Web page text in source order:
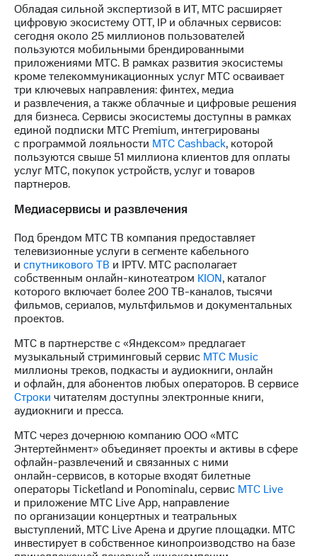
Описание
Еврооблигации-2023
Уведомление
о
погашении
именных
облигаций
Другое
Регистратор
Реквизиты
Контакты
развитие
этика
На главную
Обладая сильной экспертизой в ИТ, МТС расширяет
цифровую экосистему OTT, IP и облачных сервисов:
сегодня около 25 миллионов пользователей
пользуются мобильными брендированными
приложениями МТС. В рамках развития экосистемы
кроме телекоммуникационных услуг МТС осваивает
три ключевых направления: финтех, медиа
и развлечения, а также облачные и цифровые решения
для бизнеса. Сервисы экосистемы доступны в рамках
единой подписки МТС Premium, интегрированы
с программой лояльности МТС Cashback, которой
пользуются свыше 51 миллиона клиентов для оплаты
услуг МТС, покупок устройств, услуг и товаров
партнеров.
Медиасервисы и развлечения
Под брендом МТС ТВ компания предоставляет
телевизионные услуги в сегменте кабельного
и спутникового ТВ и IPTV. МТС располагает
собственным онлайн-кинотеатром KION, каталог
которого включает более 200ТВ-каналов, тысячи
фильмов, сериалов, мультфильмов и документальных
проектов.
МТС в партнерстве с «Яндексом» предлагает
музыкальный стриминговый сервис МТС Music
миллионы треков, подкасты и аудиокниги, онлайн
и офлайн, для абонентов любых операторов. В сервисе
Строки читателям доступны электронные книги,
аудиокниги и пресса.
МТС через дочернюю компанию ООО «МТС
Энтертейнмент» объединяет проекты и активы в сфере
офлайн-развлечений и связанных с ними
онлайн-сервисов, в которые входят билетные
операторы Ticketland и Ponominalu, сервис МТС Live
и приложение МТС Live App, направление
по организации концертных и театральных
выступлений, МТС Live Арена и другие площадки. МТС
инвестирует в собственное кинопроизводство на базе